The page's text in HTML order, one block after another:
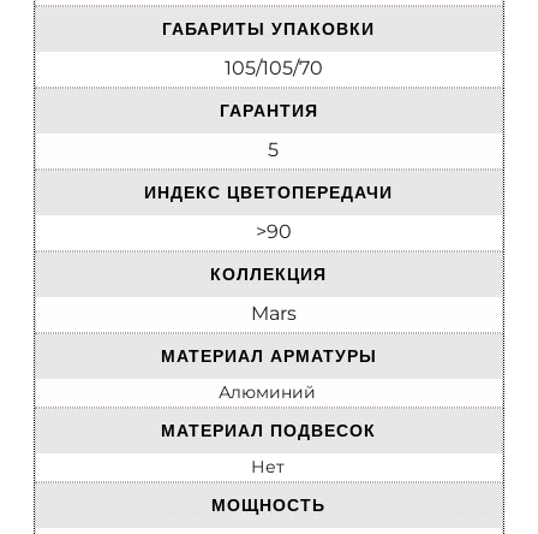
ГАБАРИТЫ УПАКОВКИ
105/105/70
ГАРАНТИЯ
5
ИНДЕКС ЦВЕТОПЕРЕДАЧИ
>90
КОЛЛЕКЦИЯ
Mars
МАТЕРИАЛ АРМАТУРЫ
Алюминий
МАТЕРИАЛ ПОДВЕСОК
Нет
МОЩНОСТЬ